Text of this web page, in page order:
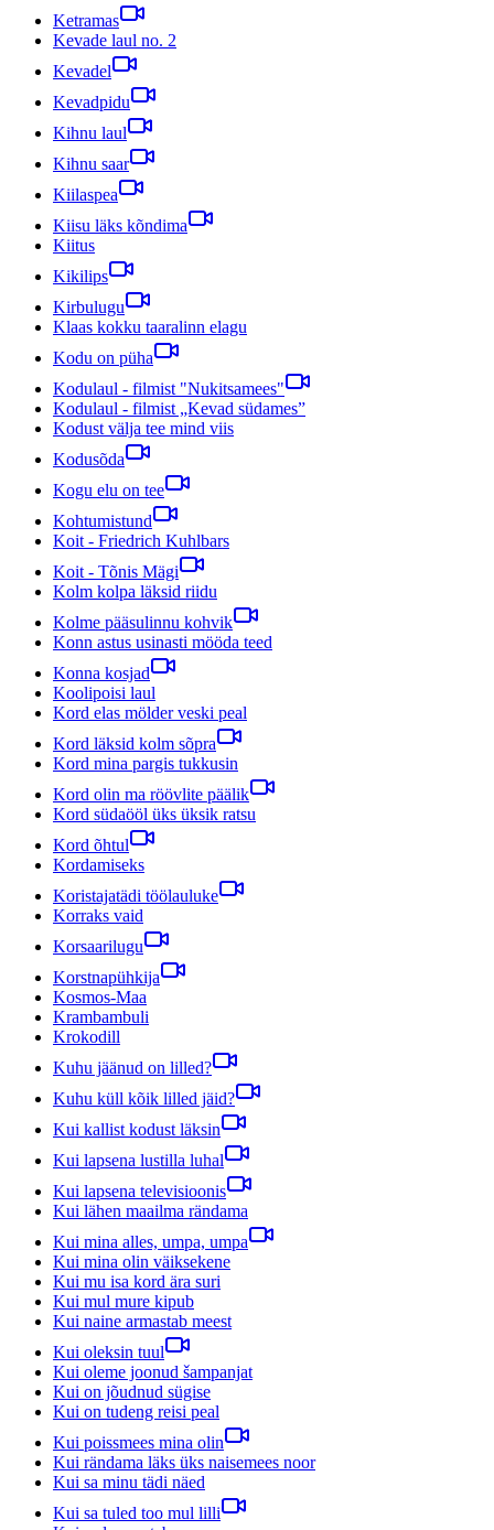
Ketramas
Kevade laul no. 2
Kevadel
Kevadpidu
Kihnu laul
Kihnu saar
Kiilaspea
Kiisu läks kõndima
Kiitus
Kikilips
Kirbulugu
Klaas kokku taaralinn elagu
Kodu on püha
Kodulaul - filmist "Nukitsamees"
Kodulaul - filmist „Kevad südames”
Kodust välja tee mind viis
Kodusõda
Kogu elu on tee
Kohtumistund
Koit - Friedrich Kuhlbars
Koit - Tõnis Mägi
Kolm kolpa läksid riidu
Kolme pääsulinnu kohvik
Konn astus usinasti mööda teed
Konna kosjad
Koolipoisi laul
Kord elas mölder veski peal
Kord läksid kolm sõpra
Kord mina pargis tukkusin
Kord olin ma röövlite päälik
Kord südaööl üks üksik ratsu
Kord õhtul
Kordamiseks
Koristajatädi töölauluke
Korraks vaid
Korsaarilugu
Korstnapühkija
Kosmos-Maa
Krambambuli
Krokodill
Kuhu jäänud on lilled?
Kuhu küll kõik lilled jäid?
Kui kallist kodust läksin
Kui lapsena lustilla luhal
Kui lapsena televisioonis
Kui lähen maailma rändama
Kui mina alles, umpa, umpa
Kui mina olin väiksekene
Kui mu isa kord ära suri
Kui mul mure kipub
Kui naine armastab meest
Kui oleksin tuul
Kui oleme joonud šampanjat
Kui on jõudnud sügise
Kui on tudeng reisi peal
Kui poissmees mina olin
Kui rändama läks üks naisemees noor
Kui sa minu tädi näed
Kui sa tuled too mul lilli